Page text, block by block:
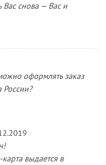
Вас снова — Вас и
оформлять заказ
России?
выдается в